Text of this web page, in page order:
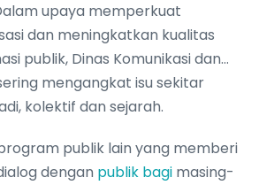
upaya memperkuat
dan meningkatkan kualitas
publik, Dinas Komunikasi dan…
mengangkat isu sekitar
kolektif dan sejarah.
publik lain yang memberi
dengan publik bagi masing-